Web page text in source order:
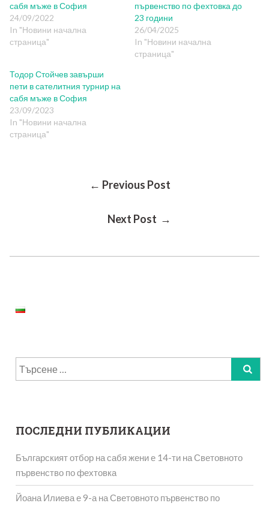
сабя мъже в София
24/09/2022
In "Новини начална
страница"
първенство по фехтовка до
23 години
26/04/2025
In "Новини начална
страница"
Тодор Стойчев завърши
пети в сателитния турнир на
сабя мъже в София
23/09/2023
In "Новини начална
страница"
← Previous Post
Next Post →
Търсене
за:
ПОСЛЕДНИ ПУБЛИКАЦИИ
Българският отбор на сабя жени е 14-ти на Световното
първенство по фехтовка
Йоана Илиева е 9-а на Световното първенство по